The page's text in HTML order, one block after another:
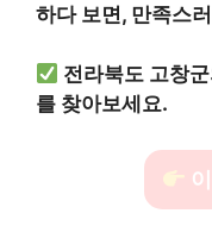
하다 보면, 만족스
전라북도 고창
를 찾아보세요.